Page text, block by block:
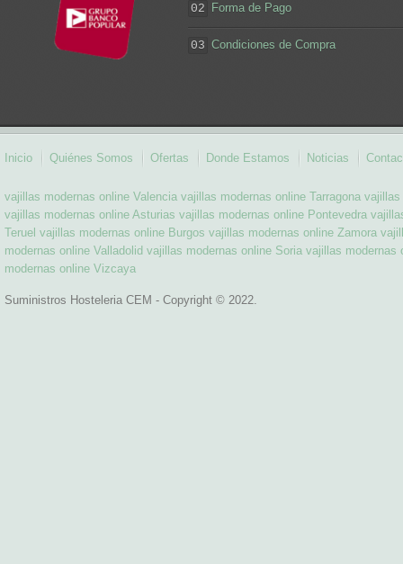
02 Forma de Pago
03 Condiciones de Compra
Inicio Quiénes Somos Ofertas Donde Estamos Noticias
vajillas modernas online Valencia vajillas modernas online Tarragona vajillas
vajillas modernas online Asturias vajillas modernas online Pontevedra
Teruel vajillas modernas online Burgos vajillas modernas online Zamora
modernas online Valladolid vajillas modernas online Soria vajillas modernas
modernas online Vizcaya
Suministros Hosteleria CEM - Copyright © 2022.